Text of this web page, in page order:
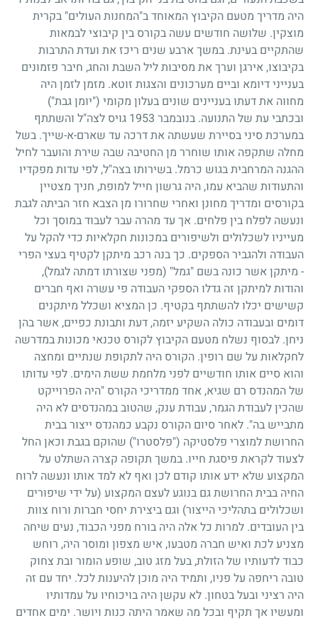
היה מדריך מטעם הקיבוץ המאוחד ב"המחנות העולים" בקרית
מוצקין. שלושה חודשים עשה בקורס בין קיבוצי לבמאות
שהתקיים בעינת. במשך ארבע שנים ריכז את ועדת התרבות
בקיבוצו, אירגן וערך את מסיבות ליל השבת והחג, חיבר פזמונים
בענייני דיומא וביים מערכונים והצגות זוטא. מזמן לזמן היה
מחווה את דעתו בעניינים שונים בעלון מקומי ("יומן גבת")
ובכתבי עת של התנועה. בנובמבר 1953 גויס לצה"ל והשתתף
במערכת סיני בסיירת שעשתה את דרכה עד שארם-א-שייך. בשל
מחלה שתקפה אותו שוחרר מן החטיבה שבה שירת והועבר לחיל
ההגנה המרחבית בגוש כרמל. בשירותו בצה"ל, לפי עדות מפקדיו
והתעודות שהביא עמו, היה גרשון חייל למופת, חניך מצטיין
בקורסים ומדריך מחונן ואחרי שחרורו מן הצבא חזר הביתה לגבת
ונעשה לפלח בין פלחים. אך עד מהרה עבר לעבוד במוסך וכל
מעייניו לשכלולים ולשיפורים במכונות חקלאיות כדי להקל על
העבודה ולהגביר הספקים. כך בנה רכב מיתקן לקטיף בעצי הפרי
- מיתקן אשר כונה בשם "גמל" (מפני שצורתו דמתה לגמל),
והודות למיתקן זה גדלו הספקי העבודה פי עשרה ואף חברים
קשישים יכלו להשתתף בקטיף. כן המציא ושכלל מיתקנים
דומים ובעבודה כולה השקיע יזמה, דעת ותבונת כפיים, אשר בהן
ניחן. לבסוף נשלח מטעם הקיבוץ לקורס טכנאי מכונות במדרשה
לחקלאות על שם רופין. הקורס היה לתקופת שנתיים ומחצה
והוא סיים אותו חודשיים לפני מלחמת ששת הימים. לפי עדותו
של המהנדס רם שגיא, אחד ממדריכי הקורס "היה הפרוייקט
שהכין לעבודת הגמר, עבודת ענק, שהטוב במהנדסים לא היה
מתבייש בה". לאחר סיום הקורס נקבע כמהנדס ייצור בבית
החרושת למוצרי פלסטיקה ("פלסטרו") שהוקם בגבת וכאן החל
לצעוד לקראת פיסגת חייו. במשך תקופה קצרה השתלט על
המקצוע שלא ידע אותו קודם לכן ואף לא למד אותו ונעשה לרוח
החיה בבית החרושת גם בנוגע לעצם המקצוע (על ידי שיפורים
ושכלולים בתהליכי הייצור) וגם ביצירת יחסי חברות ורוח צוות
בין העובדים. למרות כל אלה היה בורח מפני הכבוד, נעים שיחה
מצניע לכת ואיש חברה מטבעו, איש מצפון ומוסר היה, רוחש
כבוד לדעותיו של הזולת, בעל מזג טוב, שופע הומור ובת צחוק
טובה ריחפה על פניו, ותמיד היה מוכן להיענות לכל. יחד עם זה
היה רציני ובעל בטחון. לא עקשן היה בויכוחיו על עמדותיו
ומעשיו אך תקיף ובכל מה שאמר היתה כנות ויושר. ימים אחדים